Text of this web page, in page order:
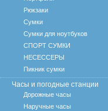
Рюкзаки
Сумки
Сумки для ноутбуков
СПОРТ СУМКИ
НЕСЕССЕРЫ
Пикник сумки
Часы и погодные станции
Дорожные часы
Наручные часы